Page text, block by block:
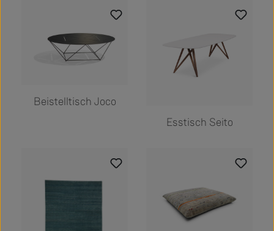
Beistelltisch Joco
Esstisch Seito